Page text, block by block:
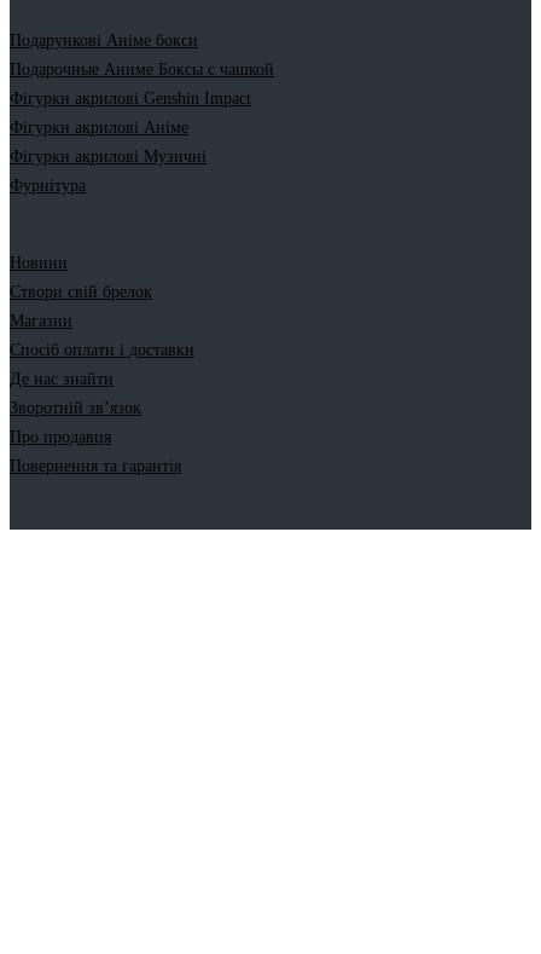
Подарункові Аніме бокси
Подарочные Аниме Боксы с чашкой
Фігурки акрилові Genshin Impact
Фігурки акрилові Аніме
Фігурки акрилові Музичні
Фурнітура
Новини
Створи свій брелок
Магазин
Спосіб оплати і доставки
Де нас знайти
Зворотній зв’язок
Про продавця
Повернення та гарантія